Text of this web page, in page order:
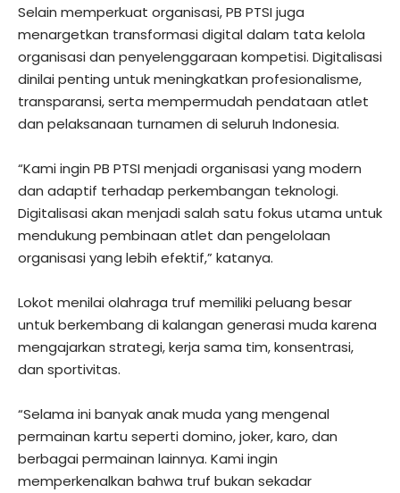
Selain memperkuat organisasi, PB PTSI juga
menargetkan transformasi digital dalam tata kelola
organisasi dan penyelenggaraan kompetisi. Digitalisasi
dinilai penting untuk meningkatkan profesionalisme,
transparansi, serta mempermudah pendataan atlet
dan pelaksanaan turnamen di seluruh Indonesia.
“Kami ingin PB PTSI menjadi organisasi yang modern
dan adaptif terhadap perkembangan teknologi.
Digitalisasi akan menjadi salah satu fokus utama untuk
mendukung pembinaan atlet dan pengelolaan
organisasi yang lebih efektif,” katanya.
Lokot menilai olahraga truf memiliki peluang besar
untuk berkembang di kalangan generasi muda karena
mengajarkan strategi, kerja sama tim, konsentrasi,
dan sportivitas.
“Selama ini banyak anak muda yang mengenal
permainan kartu seperti domino, joker, karo, dan
berbagai permainan lainnya. Kami ingin
memperkenalkan bahwa truf bukan sekadar